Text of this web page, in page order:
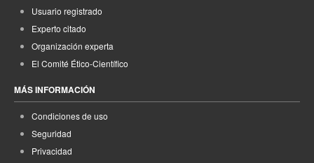
Usuario registrado
Experto citado
Organización experta
El Comité Ético-Científico
MÁS INFORMACIÓN
Condiciones de uso
Seguridad
Privacidad